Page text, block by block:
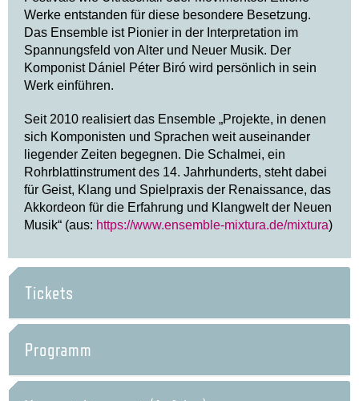
Werke entstanden für diese besondere Besetzung.
Das Ensemble ist Pionier in der Interpretation im
Spannungsfeld von Alter und Neuer Musik. Der
Komponist Dániel Péter Biró wird persönlich in sein
Werk einführen.
Seit 2010 realisiert das Ensemble „Projekte, in denen
sich Komponisten und Sprachen weit auseinander
liegender Zeiten begegnen. Die Schalmei, ein
Rohrblattinstrument des 14. Jahrhunderts, steht dabei
für Geist, Klang und Spielpraxis der Renaissance, das
Akkordeon für die Erfahrung und Klangwelt der Neuen
Musik“ (aus: https://www.ensemble-mixtura.de/mixtura)
Tickets
Programm